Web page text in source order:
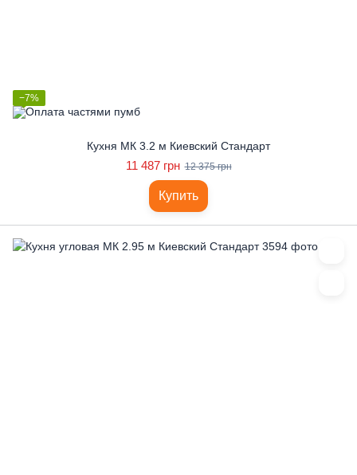
−7%
Кухня МК 3.2 м Киевский Стандарт
11 487 грн 12 375 грн
Купить